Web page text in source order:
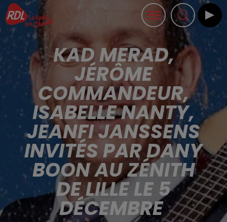
KAD MERAD,
JÉRÔME
COMMANDEUR,
ISABELLE NANTY,
JEANFI JANSSENS
INVITÉS PAR DANY
BOON AU ZÉNITH
DE LILLE LE 5
DÉCEMBRE